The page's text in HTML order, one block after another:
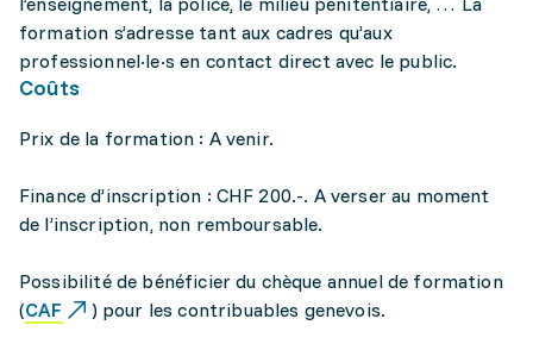
formation s’adresse tant aux cadres qu’aux
professionnel·le·s en contact direct avec le public.
Coûts
Prix de la formation : A venir.
Finance d’inscription : CHF 200.-. A verser au moment
de l’inscription, non remboursable.
Possibilité de bénéficier du chèque annuel de formation
(CAF ) pour les contribuables genevois.